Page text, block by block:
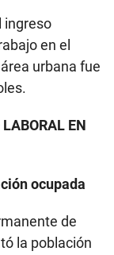
ingreso
en el
urbana fue
EN
ocupada
de
la población